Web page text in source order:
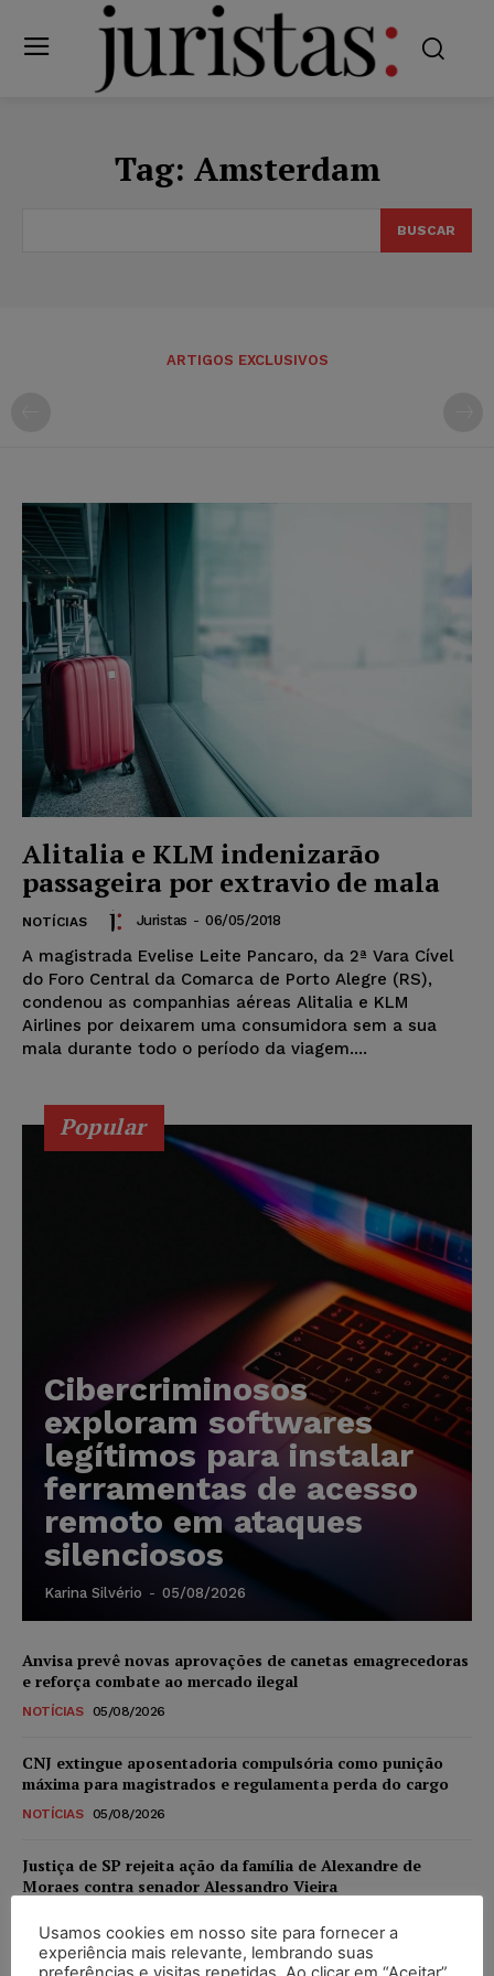
Tag: Amsterdam
BUSCAR
ARTIGOS EXCLUSIVOS
Alitalia e KLM indenizarão
passageira por extravio de mala
NOTÍCIAS Juristas - 06/05/2018
A magistrada Evelise Leite Pancaro, da 2ª Vara Cível
do Foro Central da Comarca de Porto Alegre (RS),
condenou as companhias aéreas Alitalia e KLM
Airlines por deixarem uma consumidora sem a sua
mala durante todo o período da viagem....
Popular
Cibercriminosos
exploram softwares
legítimos para instalar
ferramentas de acesso
remoto em ataques
silenciosos
Karina Silvério - 05/08/2026
Anvisa prevê novas aprovações de canetas emagrecedoras
e reforça combate ao mercado ilegal
NOTÍCIAS 05/08/2026
CNJ extingue aposentadoria compulsória como punição
máxima para magistrados e regulamenta perda do cargo
NOTÍCIAS 05/08/2026
Justiça de SP rejeita ação da família de Alexandre de
Moraes contra senador Alessandro Vieira
Conselho Nacional de Justiça determina afastamento da
Usamos cookies em nosso site para fornecer a
experiência mais relevante, lembrando suas